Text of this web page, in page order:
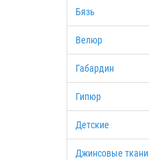
Бязь
Велюр
Габардин
Гипюр
Детские
Джинсовые ткани